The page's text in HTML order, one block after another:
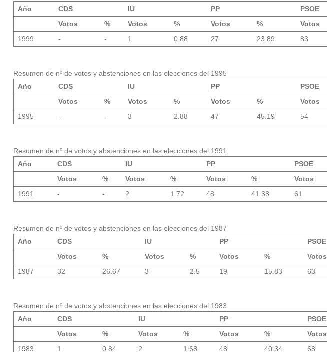
Año
CDS IU PP PSOE
Votos
% Votos % Votos % Votos
1999
- - 1 0.88 27 23.89 83
Resumen de nº de votos y abstenciones en las elecciones del 1995
Año
CDS IU PP PSOE
Votos
% Votos % Votos % Votos
1995
- - 3 2.88 47 45.19 54
Resumen de nº de votos y abstenciones en las elecciones del 1991
Año
CDS IU PP PSOE
Votos
% Votos % Votos % Votos
1991
- - 2 1.72 48 41.38 61
Resumen de nº de votos y abstenciones en las elecciones del 1987
Año
CDS IU PP PSOE
Votos
% Votos % Votos % Votos
1987
32 26.67 3 2.5 19 15.83 63
Resumen de nº de votos y abstenciones en las elecciones del 1983
Año
CDS IU PP PSOE
Votos
% Votos % Votos % Votos
1983
1 0.84 2 1.68 48 40.34 68